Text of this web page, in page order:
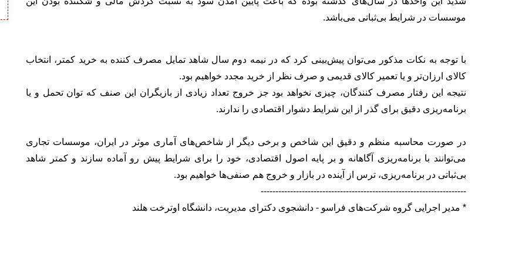
موسسات در شرایط بی‌ثباتی می‌باشد.
با توجه به نکات مذکور می‌توان پیش‌بینی کرد که در نیمه دوم سال شاهد تمایل مصرف کننده به خرید کمتر، انتخاب
کالای ارزان‌تر و یا تعمیر کالای قدیمی و صرف نظر از خرید مجدد خواهیم بود.
نتیجه این رفتار مصرف کنندگان، چیزی نخواهد بود جز خروج تعداد زیادی از بازیگران این صنف که توان تحمل و یا
برنامه‌ریزی دقیق برای گذر از این شرایط دشوار اقتصادی را ندارند.
در صورت محاسبه منظم و دقیق این شاخص و برخی دیگر از شاخص‌های آماری موثر در ایران، موسسات تجاری
می‌توانند با برنامه‌ریزی آگاهانه و بر پایه اصول اقتصادی، خود را برای شرایط پیش رو آماده سازند و کمتر شاهد
بی‌ثباتی در برنامه‌ریزی، ترس از آینده در بازار و خروج هم صنفی‌ها خواهیم بود.
----------------------------------------------------------------------
* مدیر اجرایی گروه شرکت‌های فراسو - دانشجوی دکترای مدیریت، دانشگاه اوترخت هلند